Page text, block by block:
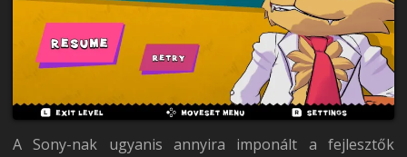
A Sony-nak ugyanis annyira imponált a fejlesztők